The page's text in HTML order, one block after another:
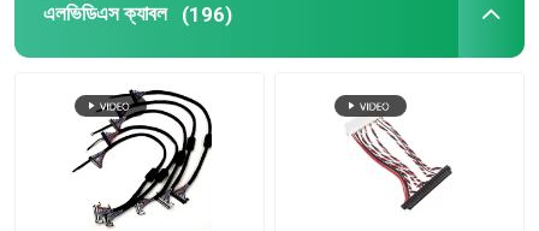
এলভিডিএস ক্যাবল (196)